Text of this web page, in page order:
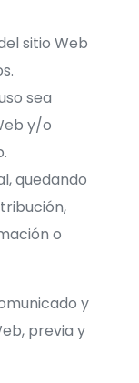
sitio Web
sea
y/o
quedando
o
y
previa y